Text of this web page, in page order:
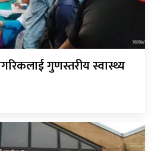
गुणस्तरीय स्वास्थ्य